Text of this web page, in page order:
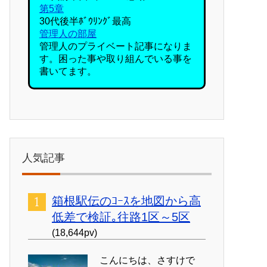
第5章
30代後半ﾎﾞｳﾘﾝｸﾞ最高
管理人の部屋
管理人のプライベート記事になりま
す。困った事や取り組んでいる事を
書いてます。
人気記事
箱根駅伝のｺｰｽを地図から高
低差で検証｡往路1区～5区
(18,644pv)
こんにちは、さすけで